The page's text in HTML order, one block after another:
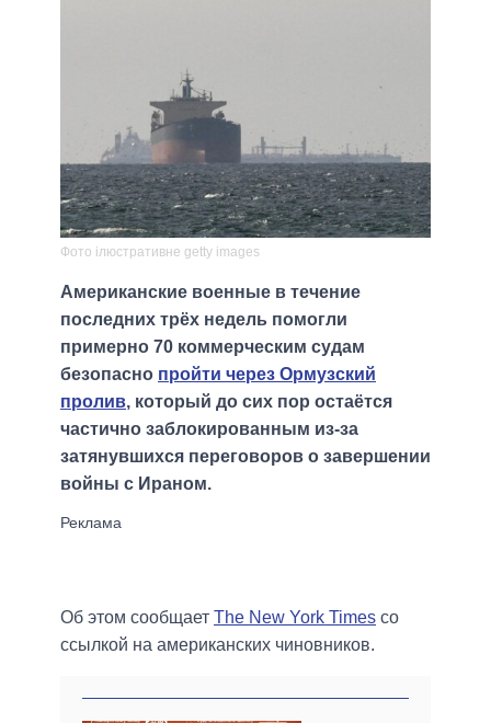
Фото ілюстративне getty images
Американские военные в течение
последних трёх недель помогли
примерно 70 коммерческим судам
безопасно пройти через Ормузский
пролив, который до сих пор остаётся
частично заблокированным из-за
затянувшихся переговоров о завершении
войны с Ираном.
Об этом сообщает The New York Times со
ссылкой на американских чиновников.